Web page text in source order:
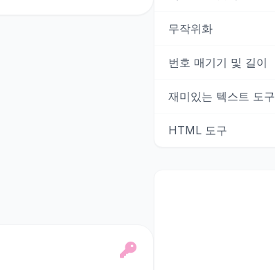
무작위화
번호 매기기 및 길이
재미있는 텍스트 도구
HTML 도구